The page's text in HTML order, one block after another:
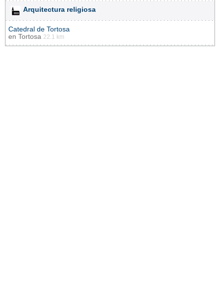
Arquitectura religiosa
Catedral de Tortosa
en Tortosa 22.1 km